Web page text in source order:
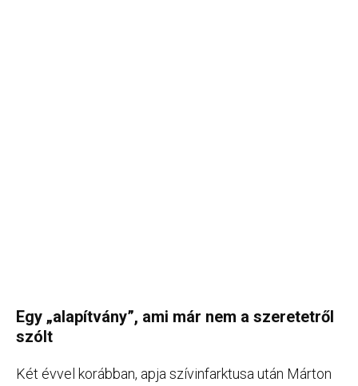
Egy „alapítvány”, ami már nem a szeretetről
szólt
Két évvel korábban, apja szívinfarktusa után Márton